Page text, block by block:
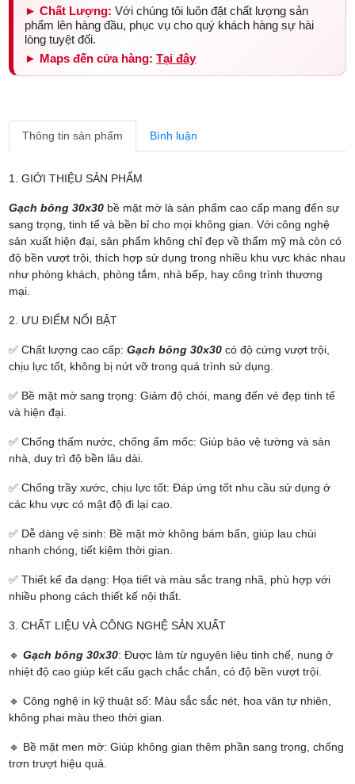
► Chất Lượng: Với chúng tôi luôn đặt chất lượng sản
phẩm lên hàng đầu, phục vụ cho quý khách hàng sự hài
lòng tuyệt đối.
► Maps đến cửa hàng: Tại đây
Thông tin sản phẩm Bình luận
1. GIỚI THIỆU SẢN PHẨM
Gạch bông 30x30 bề mặt mờ là sản phẩm cao cấp mang đến sự
sang trọng, tinh tế và bền bỉ cho mọi không gian. Với công nghệ
sản xuất hiện đại, sản phẩm không chỉ đẹp về thẩm mỹ mà còn có
độ bền vượt trội, thích hợp sử dụng trong nhiều khu vực khác nhau
như phòng khách, phòng tắm, nhà bếp, hay công trình thương
mại.
2. ƯU ĐIỂM NỔI BẬT
✅ Chất lượng cao cấp:Gạch bông 30x30 có độ cứng vượt trội,
chịu lực tốt, không bị nứt vỡ trong quá trình sử dụng.
✅ Bề mặt mờ sang trọng: Giảm độ chói, mang đến vẻ đẹp tinh tế
và hiện đại.
✅ Chống thấm nước, chống ẩm mốc: Giúp bảo vệ tường và sàn
nhà, duy trì độ bền lâu dài.
✅ Chống trầy xước, chịu lực tốt: Đáp ứng tốt nhu cầu sử dụng ở
các khu vực có mật độ đi lại cao.
✅ Dễ dàng vệ sinh: Bề mặt mờ không bám bẩn, giúp lau chùi
nhanh chóng, tiết kiệm thời gian.
✅ Thiết kế đa dạng: Họa tiết và màu sắc trang nhã, phù hợp với
nhiều phong cách thiết kế nội thất.
3. CHẤT LIỆU VÀ CÔNG NGHỆ SẢN XUẤT
🔹Gạch bông 30x30: Được làm từ nguyên liệu tinh chế, nung ở
nhiệt độ cao giúp kết cấu gạch chắc chắn, có độ bền vượt trội.
🔹 Công nghệ in kỹ thuật số: Màu sắc sắc nét, hoa văn tự nhiên,
không phai màu theo thời gian.
🔹 Bề mặt men mờ: Giúp không gian thêm phần sang trọng, chống
trơn trượt hiệu quả.